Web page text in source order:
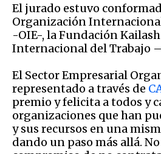
El jurado estuvo
Organización
-OIE-, la Fundación
Internacional del Trabajo –
El Sector Empresarial
representado a través de
premio y felicita a todos y
organizaciones que han
y sus recursos en una
dando un paso más allá.